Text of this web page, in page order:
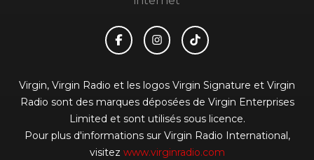
Virgin, Virgin Radio et les logos Virgin Signature et Virgin
Radio sont des marques déposées de Virgin Enterprises
Limited et sont utilisés sous licence.
Pour plus d'informations sur Virgin Radio International,
visitez www.virginradio.com